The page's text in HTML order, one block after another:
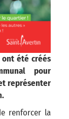
ont été créés
pour
représenter
renforcer la